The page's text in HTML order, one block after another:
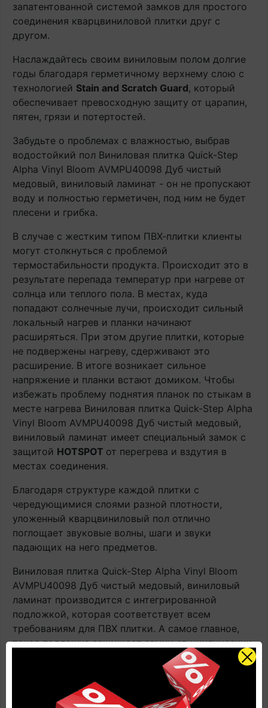
запатентованной системой замков для простого
соединения кварцвиниловой плитки друг с
другом.
Наслаждайтесь своим виниловым полом долгие
годы благодаря герметичному верхнему слою с
технологией Stain and Scratch Guard, который
обеспечивает превосходную защиту от царапин,
пятен, грязи и потертостей.
Забудьте о проблемах с влажностью, выбрав
водостойкий пол Виниловая плитка Quick-Step
Alpha Vinyl Bloom AVMPU40098 Дуб чистый
медовый, виниловый ламинат - он не пропускают
воду и полностью герметичен, под ним не будет
плесени и грибка.
В случае с жестким типом ПВХ-плитки клиенты
могут столкнуться с проблемой
термостабильности продукта. Происходит это в
результате перепада температур при нагреве от
солнца или теплого пола. В местах, куда
попадают солнечные лучи, происходит сильный
локальный нагрев и планки начинают
расширяться. При этом другие плитки, которые
не подвержены нагреву, сдерживают это
расширение. В итоге возникает сильное
напряжение и планки встают домиком. Чтобы
избежать проблему поднятия планок по стыкам в
месте нагрева Виниловая плитка Quick-Step Alpha
Vinyl Bloom AVMPU40098 Дуб чистый медовый,
виниловый ламинат имеет специальный замок с
защитой HOTSPOT от перегрева и вздутия в
местах соединения.
Благодаря структуре каждой плитки с
чередующимися слоями разной плотности,
уложенный кварцвиниловый пол отлично
поглощает звуковые волны, шаги и звуки
падающих на него предметов.
Виниловая плитка Quick-Step Alpha Vinyl Bloom
AVMPU40098 Дуб чистый медовый, виниловый
ламинат производится с интегрированной
подложкой, которая соответствует всем
требованиям для ПВХ плитки. А самое главное,
такая подложка защищает замки от циклических
нагрузок, таких как перемещение по полу мебели
Купить Виниловая плитка Quick-Step Alpha Vinyl